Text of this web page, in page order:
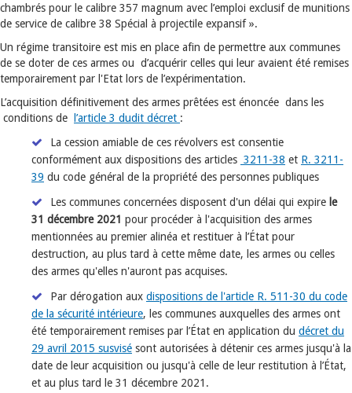
chambrés pour le calibre 357 magnum avec l’emploi exclusif de munitions
de service de calibre 38 Spécial à projectile expansif ».
Un régime transitoire est mis en place afin de permettre aux communes
de se doter de ces armes ou d’acquérir celles qui leur avaient été remises
temporairement par l'Etat lors de l’expérimentation.
L’acquisition définitivement des armes prêtées est énoncée dans les
conditions de
l’article 3 dudit décret :
La cession amiable de ces révolvers est consentie
conformément aux dispositions des articles 3211-38 et R. 3211-
39 du code général de la propriété des personnes publiques
Les communes concernées disposent d'un délai qui expire le
31 décembre 2021 pour procéder à l'acquisition des armes
mentionnées au premier alinéa et restituer à l’État pour
destruction, au plus tard à cette même date, les armes ou celles
des armes qu'elles n'auront pas acquises.
Par dérogation aux dispositions de l'article R. 511-30 du code
de la sécurité intérieure, les communes auxquelles des armes ont
été temporairement remises par l’État en application du décret du
29 avril 2015 susvisé sont autorisées à détenir ces armes jusqu'à la
date de leur acquisition ou jusqu'à celle de leur restitution à l’État,
et au plus tard le 31 décembre 2021.